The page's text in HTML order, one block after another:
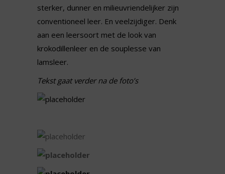
sterker, dunner en milieuvriendelijker zijn
conventioneel leer. En veelzijdiger. Denk
aan een leersoort met de look van
krokodillenleer en de souplesse van
lamsleer.
Tekst gaat verder na de foto’s